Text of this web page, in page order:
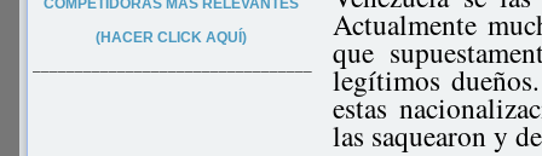
COMPETIDORAS MAS RELEVANTES
(HACER CLICK AQUÍ)
–––––––––––––––––––––––––––––––––
Actualmente
que
legítimos
estas
las saquearon y